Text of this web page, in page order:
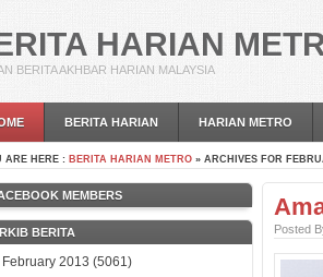
HARIAN
BERITA AKHBAR HARIAN MALAYSIA
BERITA HARIAN HARIAN METRO
ARE HERE : BERITA HARIAN METRO » ARCHIVES FOR
MEMBERS
BERITA
February 2013 (5061)
Posted